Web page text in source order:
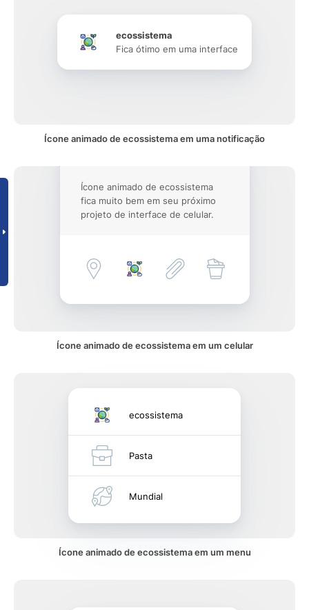
ecossistema
Fica ótimo em uma interface
Ícone animado de ecossistema em uma notificação
Ícone animado de ecossistema
fica muito bem em seu próximo
projeto de interface de celular.
Ícone animado de ecossistema em um celular
ecossistema
Pasta
Mundial
Ícone animado de ecossistema em um menu